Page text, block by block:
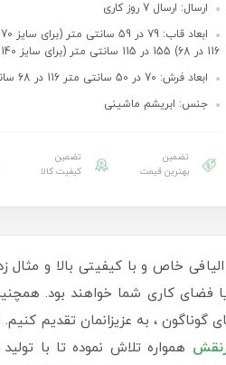
ارسال: ارسال 7 روز کاری
116 در 68) 155 در 115 سانتی متر (برای سایز 140 در 100)
ابعاد فرش: 70 در 50 سانتی متر 116 در 68 سانتی متر 140 در 100 سانتی متر
جنس: ابریشم ماشینی
تضمین
بهترین قیمت
تضمین
کیفیت کالا
الیافی خاص و با کیفیتی بالا و مثال
کاری شما خواهند بود.
، به عزیزانمان تقدیم کنیم.
همواره تلاش نموده تا با